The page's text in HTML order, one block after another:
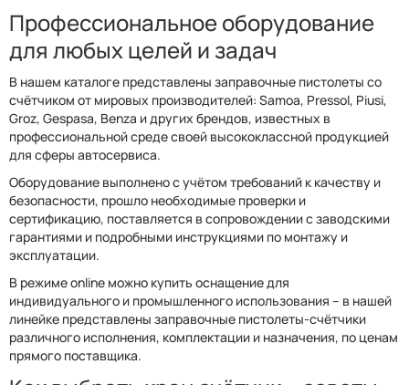
Профессиональное оборудование
для любых целей и задач
В нашем каталоге представлены заправочные пистолеты со
счётчиком от мировых производителей: Samoa, Pressol, Piusi,
Groz, Gespasa, Benza и других брендов, известных в
профессиональной среде своей высококлассной продукцией
для сферы автосервиса.
Оборудование выполнено с учётом требований к качеству и
безопасности, прошло необходимые проверки и
сертификацию, поставляется в сопровождении с заводскими
гарантиями и подробными инструкциями по монтажу и
эксплуатации.
В режиме online можно купить оснащение для
индивидуального и промышленного использования – в нашей
линейке представлены заправочные пистолеты-счётчики
различного исполнения, комплектации и назначения, по ценам
прямого поставщика.